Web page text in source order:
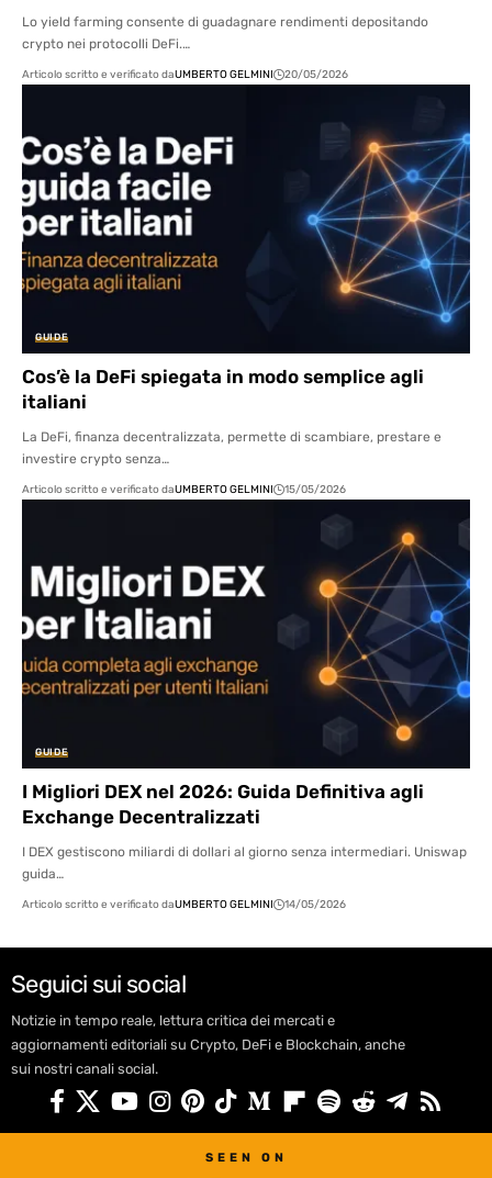
Lo yield farming consente di guadagnare rendimenti depositando
crypto nei protocolli DeFi.…
Articolo scritto e verificato daUMBERTO GELMINI 20/05/2026
GUIDE
Cos’è la DeFi spiegata in modo semplice agli
italiani
La DeFi, finanza decentralizzata, permette di scambiare, prestare e
investire crypto senza…
Articolo scritto e verificato daUMBERTO GELMINI 15/05/2026
GUIDE
I Migliori DEX nel 2026: Guida Definitiva agli
Exchange Decentralizzati
I DEX gestiscono miliardi di dollari al giorno senza intermediari. Uniswap
guida…
Articolo scritto e verificato daUMBERTO GELMINI 14/05/2026
Seguici sui social
Notizie in tempo reale, lettura critica dei mercati e
aggiornamenti editoriali su Crypto, DeFi e Blockchain, anche
sui nostri canali social.
SEEN ON